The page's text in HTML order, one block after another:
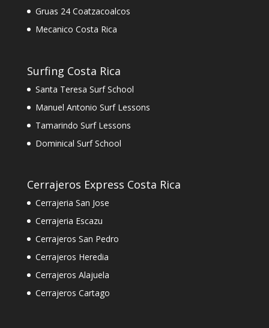
Gruas 24 Coatzacoalcos
Mecanico Costa Rica
Surfing Costa Rica
Santa Teresa Surf School
Manuel Antonio Surf Lessons
Tamarindo Surf Lessons
Dominical Surf School
Cerrajeros Express Costa Rica
Cerrajeria San Jose
Cerrajeria Escazu
Cerrajeros San Pedro
Cerrajeros Heredia
Cerrajeros Alajuela
Cerrajeros Cartago